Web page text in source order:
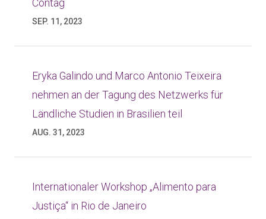
Contag
SEP. 11, 2023
Eryka Galindo und Marco Antonio Teixeira
nehmen an der Tagung des Netzwerks für
Ländliche Studien in Brasilien teil
AUG. 31, 2023
Internationaler Workshop „Alimento para
Justiça“ in Rio de Janeiro